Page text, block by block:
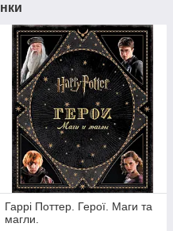
Гаррі Поттер. Герої. Маги та
магли.